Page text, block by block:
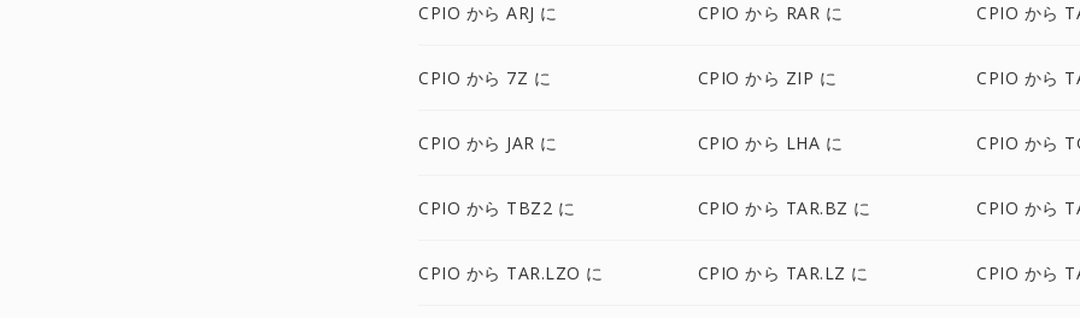
CPIO から ARJ に CPIO から RAR に CPIO から
CPIO から 7Z に CPIO から ZIP に CPIO から
CPIO から JAR に CPIO から LHA に CPIO から
CPIO から TBZ2 に CPIO から TAR.BZ に CPIO から
CPIO から TAR.LZO に CPIO から TAR.LZ に CPIO から